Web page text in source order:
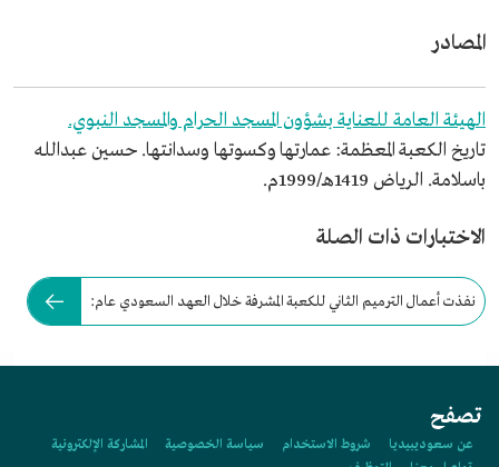
المصادر
الهيئة العامة للعناية بشؤون المسجد الحرام والمسجد النبوي.
تاريخ الكعبة المعظمة: عمارتها وكسوتها وسدانتها. حسين عبدالله
باسلامة. الرياض 1419هـ/1999م.
الاختبارات ذات الصلة
نفذت أعمال الترميم الثاني للكعبة المشرفة خلال العهد السعودي عام:
تصفح
عن سعوديبيديا شروط الاستخدام سياسة الخصوصية
المشاركة الإلكترونية